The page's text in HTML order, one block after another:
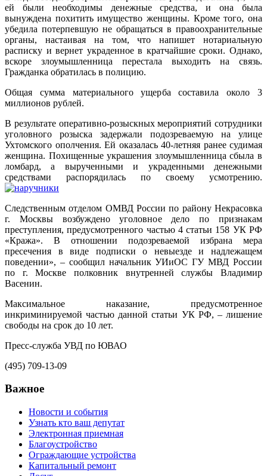
ей были необходимы денежные средства, и она была
вынуждена похитить имущество женщины. Кроме того, она
убедила потерпевшую не обращаться в правоохранительные
органы, настаивая на том, что напишет нотариальную
расписку и вернет украденное в кратчайшие сроки. Однако,
вскоре злоумышленница перестала выходить на связь.
Гражданка обратилась в полицию.
Общая сумма материального ущерба составила около 3
миллионов рублей.
В результате оперативно-розыскных мероприятий сотрудники
уголовного розыска задержали подозреваемую на улице
Ухтомского ополчения. Ей оказалась 40-летняя ранее судимая
женщина. Похищенные украшения злоумышленница сбыла в
ломбард, а вырученными и украденными денежными
средствами распорядилась по своему усмотрению.
Следственным отделом ОМВД России по району Некрасовка
г. Москвы возбуждено уголовное дело по признакам
преступления, предусмотренного частью 4 статьи 158 УК РФ
«Кража». В отношении подозреваемой избрана мера
пресечения в виде подписки о невыезде и надлежащем
поведении», – сообщил начальник УИиОС ГУ МВД России
по г. Москве полковник внутренней службы Владимир
Васенин.
Максимальное наказание, предусмотренное
инкриминируемой частью данной статьи УК РФ, – лишение
свободы на срок до 10 лет.
Пресс-служба УВД по ЮВАО
(495) 709-13-09
Важное
Новости и события
Узнать кто ваш депутат
Электронная приемная
Благоустройство
Ограждающие устройства
Капитальный ремонт